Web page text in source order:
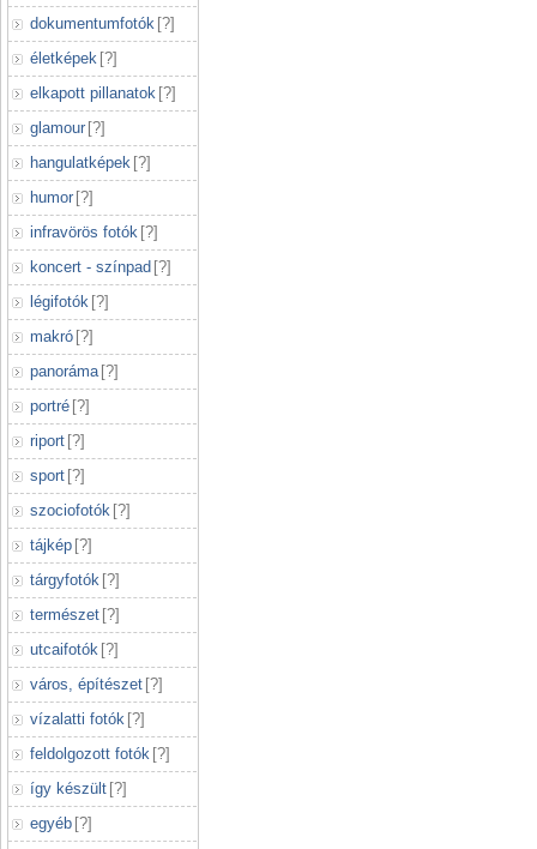
dokumentumfotók [?]
életképek [?]
elkapott pillanatok [?]
glamour [?]
hangulatképek [?]
humor [?]
infravörös fotók [?]
koncert - színpad [?]
légifotók [?]
makró [?]
panoráma [?]
portré [?]
riport [?]
sport [?]
szociofotók [?]
tájkép [?]
tárgyfotók [?]
természet [?]
utcaifotók [?]
város, építészet [?]
vízalatti fotók [?]
feldolgozott fotók [?]
így készült [?]
egyéb [?]